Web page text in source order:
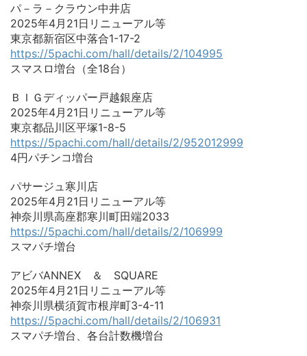
パ－ラ－クラウン中井店
2025年4月21日リニューアル等
東京都新宿区中落合1-17-2
https://5pachi.com/hall/details/2/104995
スマスロ増台（全18台）
ＢＩＧディッパー戸越銀座店
2025年4月21日リニューアル等
東京都品川区平塚1-8-5
https://5pachi.com/hall/details/2/952012999
4円パチンコ増台
パサージュ寒川店
2025年4月21日リニューアル等
神奈川県高座郡寒川町田端2033
https://5pachi.com/hall/details/2/106999
スマパチ増台
アビバANNEX ＆ SQUARE
2025年4月21日リニューアル等
神奈川県横須賀市根岸町3-4-11
https://5pachi.com/hall/details/2/106931
スマパチ増台、各台計数機増台